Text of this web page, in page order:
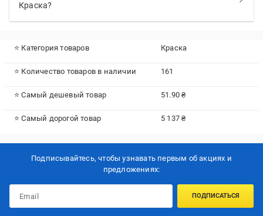
Краска?
⭐ Категория товаров Краска
⭐ Количество товаров в наличии 161
⭐ Самый дешевый товар 51.90 ₴
⭐ Самый дорогой товар 5 137 ₴
Подписывайтесь, чтобы узнавать первым об акцияx и
предложениях:
ПОДПИСАТЬСЯ